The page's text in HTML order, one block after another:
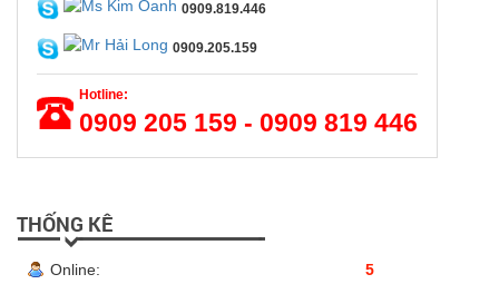
0909.819.446
0909.205.159
Hotline:
0909 205 159 - 0909 819 446
THỐNG KÊ
Online:
5